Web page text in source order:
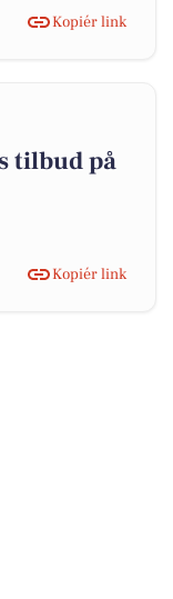
Kopiér link
tilbud på
Kopiér link